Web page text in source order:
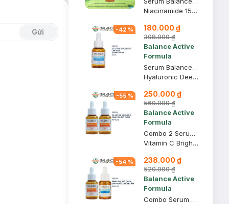
Gửi
Niacinamide 15% Blemish Recovery Serum
-42% 180.000 ₫
308.000 ₫
Balance Active
Formula
Serum Balance Active Formula Cấp Nước Dưỡng Ẩm Da 30ml
Hyaluronic Deep Moisture Serum
-55% 250.000 ₫
560.000 ₫
Balance Active
Formula
Combo 2 Serum Balance Active Formula Làm Sáng Da, Mờ Thâm 30ml
Vitamin C Brightening Serum Glow & Radiance
-54% 238.000 ₫
520.000 ₫
Balance Active
Formula
Combo Serum Balance Active Formula Sáng Da, Mờ Thâm & Cấp Nước Dưỡng Ẩm 30mlx2